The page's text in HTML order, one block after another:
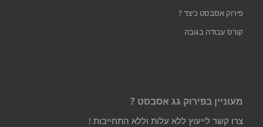
פירוק אסבסט כיצד ?
קורס עבודה בגובה
מעוניין בפירוק גג אסבסט ?
צרו קשר לייעוץ ללא עלות וללא התחייבות !